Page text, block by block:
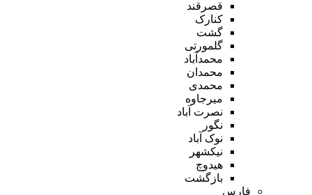
قصرقند
کنارک
گشت
گلمورتی
محمدآباد
محمدان
محمدی
میرجاوه
نصرت آباد
نگور
نوک آباد
نیکشهر
هیدوچ
بازگشت
فارس